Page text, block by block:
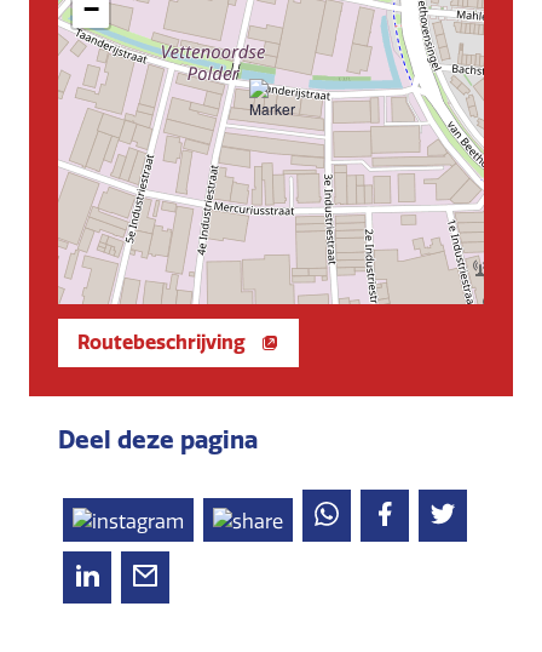
−
Routebeschrijving
Deel deze pagina